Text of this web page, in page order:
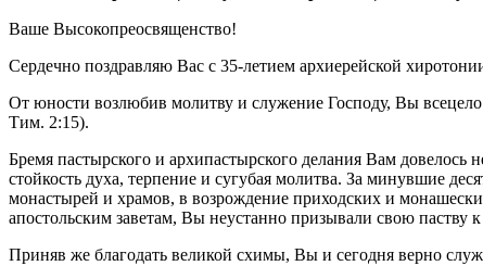
Ваше Высокопреосвященство!
Сердечно поздравляю Вас с 35-летием архиерейской
От юности возлюбив молитву и служение Господу, Вы
Тим. 2:15).
Бремя пастырского и архипастырского делания Вам довелось
стойкость духа, терпение и сугубая молитва. За минувшие
монастырей и храмов, в возрождение приходских и
апостольским заветам, Вы неустанно призывали свою паству
Приняв же благодать великой схимы, Вы и сегодня верно